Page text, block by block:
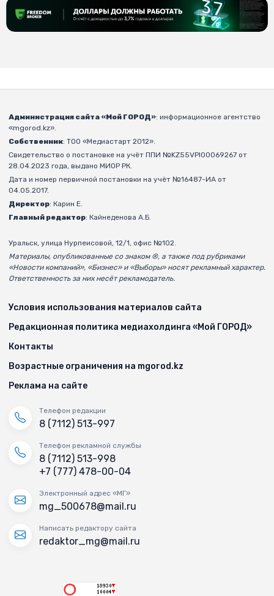
Администрация сайта «Мой ГОРОД»: информационное агентство
«mgorod.kz».
Собственник: ТОО «Медиастарт 2012».
Свидетельство о постановке на учёт ППИ №KZ55VPI00069267 от
28.04.2023 года, выдано МИОР РК.
Дата и номер первичной постановки на учёт №16487-ИА от
04.05.2017.
Директор: Карин Е.
Главный редактор: Кайнеденова А.Б.
Уральск, улица Нурпеисовой, 12/1, офис №102.
Материалы, опубликованные со знаком ®, а также под рубриками
«Новости компаний», «Бизнес» и «Выборы» носят рекламный характер.
Ответственность за них несёт рекламодатель.
Условия использования материалов сайта
Редакционная политика медиахолдинга «Мой ГОРОД»
Контакты
Возрастные ограничения на mgorod.kz
Реклама на сайте
Телефон редакции
8 (7112) 513-997
Телефон рекламной службы
8 (7112) 513-998
+7 (777) 478-00-04
Электронный адрес «МГ»
mg_500678@mail.ru
Написать редактору сайта
redaktor_mg@mail.ru